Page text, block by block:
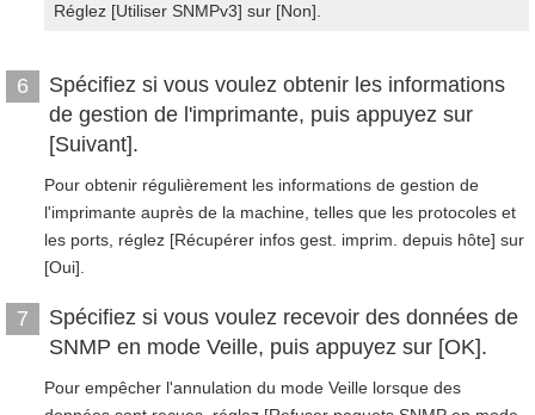
Réglez [Utiliser SNMPv3] sur [Non].
6
Spécifiez si vous voulez obtenir les informations
de gestion de l'imprimante, puis appuyez sur
[Suivant].
Pour obtenir régulièrement les informations de gestion de
l'imprimante auprès de la machine, telles que les protocoles et
les ports, réglez [Récupérer infos gest. imprim. depuis hôte] sur
[Oui].
7
Spécifiez si vous voulez recevoir des données de
SNMP en mode Veille, puis appuyez sur [OK].
Pour empêcher l'annulation du mode Veille lorsque des